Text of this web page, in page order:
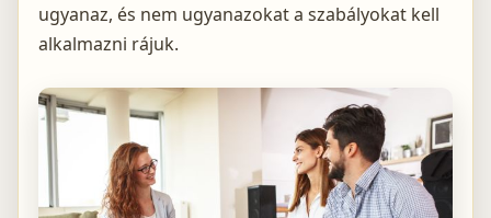
ugyanaz, és nem ugyanazokat a szabályokat kell
alkalmazni rájuk.